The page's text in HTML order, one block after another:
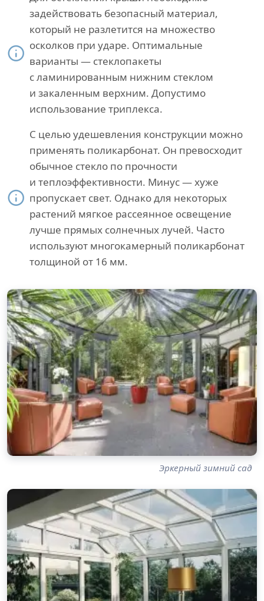
задействовать безопасный материал,
который не разлетится на множество
осколков при ударе. Оптимальные
варианты — стеклопакеты
с ламинированным нижним стеклом
и закаленным верхним. Допустимо
использование триплекса.
С целью удешевления конструкции можно
применять поликарбонат. Он превосходит
обычное стекло по прочности
и теплоэффективности. Минус — хуже
пропускает свет. Однако для некоторых
растений мягкое рассеянное освещение
лучше прямых солнечных лучей. Часто
используют многокамерный поликарбонат
толщиной от 16 мм.
Эркерный зимний сад